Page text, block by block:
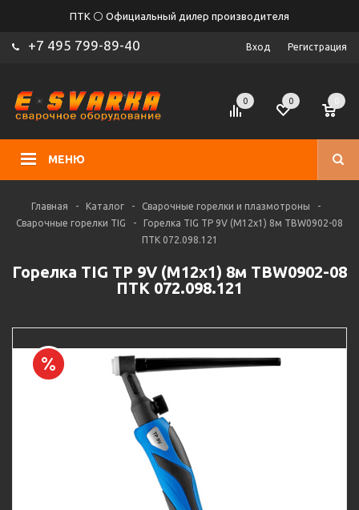
ПТК ⚪ Официальный дилер производителя
+7 495 799-89-40 Вход Регистрация
МЕНЮ
0 0
Главная - Каталог - Сварочные горелки и плазмотроны
-
Сварочные горелки TIG
-
Горелка TIG TP 9V (M12x1) 8м TBW0902-08
ПТК 072.098.121
Горелка TIG TP 9V (M12x1) 8м TBW0902-08
ПТК 072.098.121